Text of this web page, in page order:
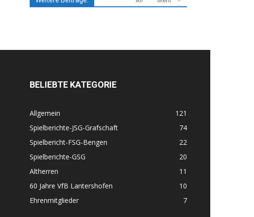
BELIEBTE KATEGORIE
Allgemein
121
Spielberichte-JSG-Grafschaft
74
Spielbericht-FSG-Bengen
22
Spielberichte-GSG
20
Altherren
11
60 Jahre VfB Lantershofen
10
Ehrenmitglieder
7